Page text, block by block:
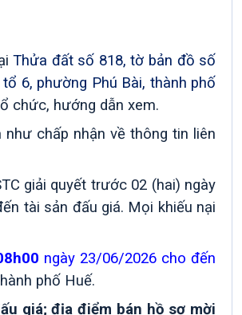
Thửa đất số 818, tờ bản đồ số
6, phường Phú Bài, thành phố
chức, hướng dẫn xem.
chấp nhận về thông tin liên
giải quyết trước 02 (hai) ngày
tài sản đấu giá. Mọi khiếu nại
ngày 23/06/2026 cho đến
phố Huế.
giá; địa điểm bán hồ sơ mời